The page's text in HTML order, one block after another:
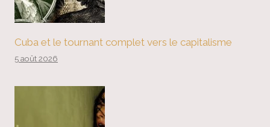
Cuba et le tournant complet vers le capitalisme
5 août 2026